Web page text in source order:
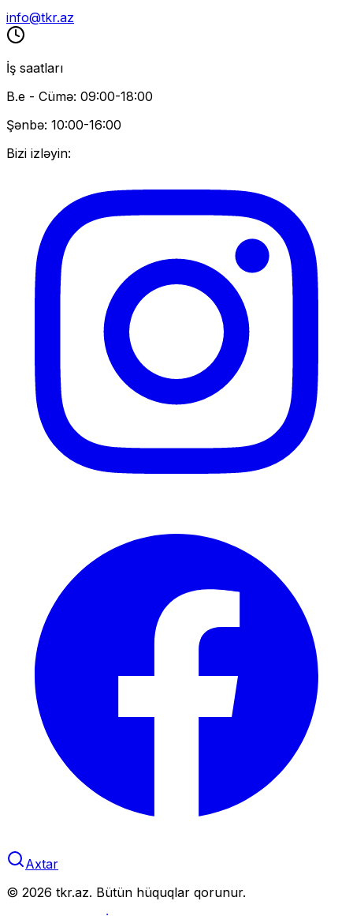
info@tkr.az
İş saatları
B.e - Cümə: 09:00-18:00
Şənbə: 10:00-16:00
Bizi izləyin:
Axtar
© 2026 tkr.az. Bütün hüquqlar qorunur.